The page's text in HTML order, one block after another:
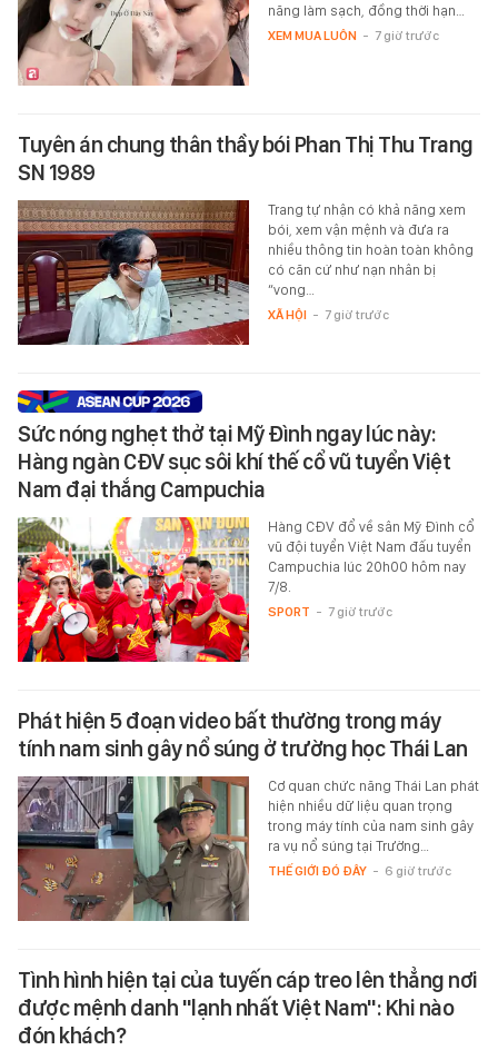
năng làm sạch, đồng thời hạn…
XEM MUA LUÔN - 7 giờ trước
Tuyên án chung thân thầy bói Phan Thị Thu Trang
SN 1989
Trang tự nhận có khả năng xem
bói, xem vận mệnh và đưa ra
nhiều thông tin hoàn toàn không
có căn cứ như nạn nhân bị
“vong…
XÃ HỘI - 7 giờ trước
Sức nóng nghẹt thở tại Mỹ Đình ngay lúc này:
Hàng ngàn CĐV sục sôi khí thế cổ vũ tuyển Việt
Nam đại thắng Campuchia
Hàng CĐV đổ về sân Mỹ Đình cổ
vũ đội tuyển Việt Nam đấu tuyển
Campuchia lúc 20h00 hôm nay
7/8.
SPORT - 7 giờ trước
Phát hiện 5 đoạn video bất thường trong máy
tính nam sinh gây nổ súng ở trường học Thái Lan
Cơ quan chức năng Thái Lan phát
hiện nhiều dữ liệu quan trọng
trong máy tính của nam sinh gây
ra vụ nổ súng tại Trường…
THẾ GIỚI ĐÓ ĐÂY - 6 giờ trước
Tình hình hiện tại của tuyến cáp treo lên thẳng nơi
được mệnh danh "lạnh nhất Việt Nam": Khi nào
đón khách?